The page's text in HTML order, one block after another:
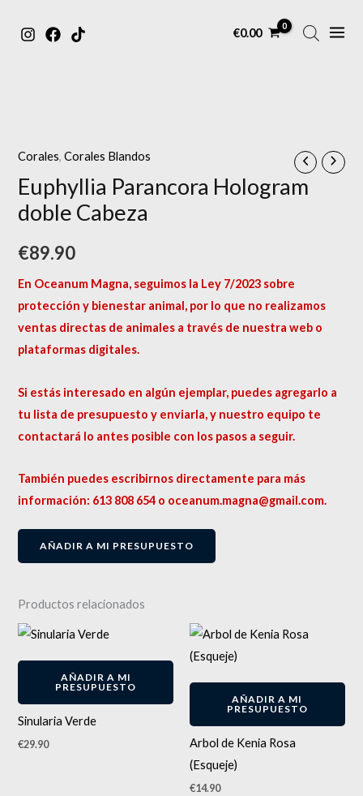
€0.00
MENU
Corales,Corales Blandos
Euphyllia Parancora Hologram
doble Cabeza
€89.90
En Oceanum Magna, seguimos la Ley 7/2023 sobre
protección y bienestar animal, por lo que no realizamos
ventas directas de animales a través de nuestra web o
plataformas digitales.
Si estás interesado en algún ejemplar, puedes agregarlo a
tu lista de presupuesto y enviarla, y nuestro equipo te
contactará lo antes posible con los pasos a seguir.
También puedes escribirnos directamente para más
información: 613 808 654 o oceanum.magna@gmail.com.
AÑADIR A MI PRESUPUESTO
Productos relacionados
AÑADIR A MI
PRESUPUESTO
Sinularia Verde
€29.90
AÑADIR A MI
PRESUPUESTO
Arbol de Kenia Rosa
(Esqueje)
€14.90